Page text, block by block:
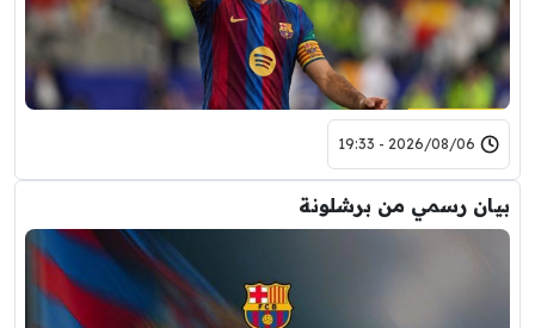
2026/08/06 - 19:33
بيان رسمي من برشلونة